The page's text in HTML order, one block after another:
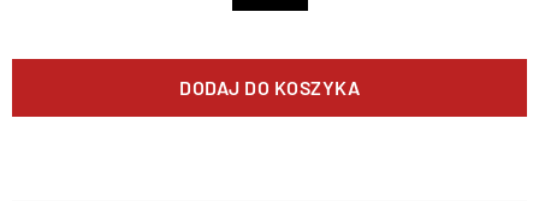
DODAJ DO KOSZYKA